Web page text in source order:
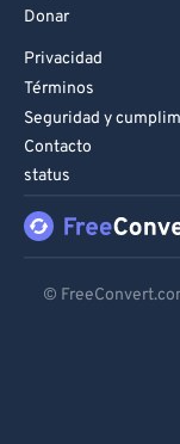
Donar
Privacidad
Términos
Seguridad y
Contacto
status
©